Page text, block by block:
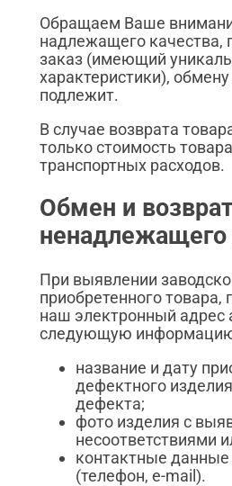
Обращаем Ваше
надлежащего качества,
заказ (имеющий
характеристики),
подлежит.
В случае возврата
только стоимость
транспортных расходов.
Обмен и
ненадлежащего
При выявлении
приобретенного товара,
наш электронный адрес
следующую
название и дату
дефектного
дефекта;
фото изделия с
несоответствиями
контактные данные
(телефон, e-mail).